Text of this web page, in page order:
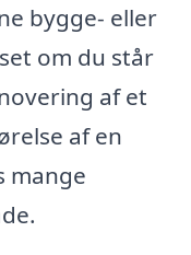
bygge- eller
om du står
af et
af en
mange